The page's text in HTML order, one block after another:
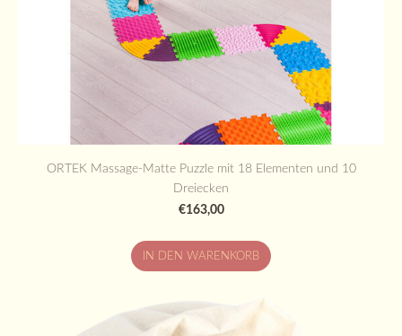
ORTEK Massage-Matte Puzzle mit 18 Elementen und 10
Dreiecken
€163,00
IN DEN WARENKORB